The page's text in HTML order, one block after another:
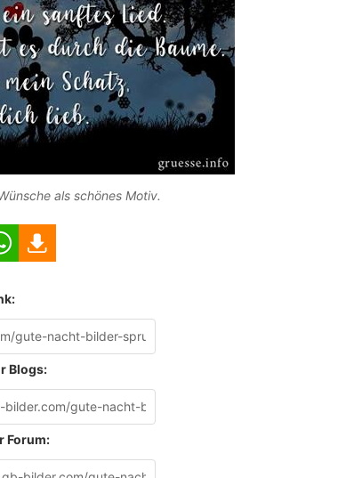
als schönes Motiv.
Blogs:
Forum: